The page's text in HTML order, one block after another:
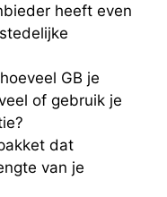
heeft even
GB je
of gebruik je
dat
van je